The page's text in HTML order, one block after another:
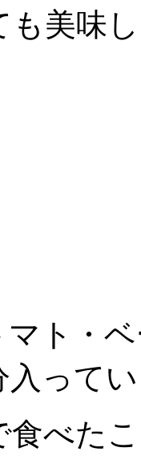
も美味
マト・
入って
食べた